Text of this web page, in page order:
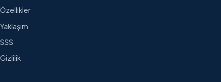
Özellikler
Yaklaşım
SSS
Gizlilik